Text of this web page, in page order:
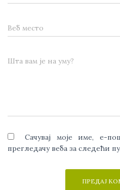
Веб место
Шта вам је на уму?
Сачувај моје име, е-
прегледачу веба за следећи